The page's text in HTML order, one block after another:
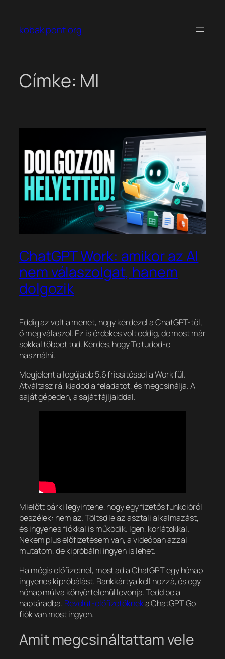
tartalomhoz
kobak pont org
Címke: MI
ChatGPT Work: amikor az AI
nem válaszolgat, hanem
dolgozik
Eddig az volt a menet, hogy kérdezel a ChatGPT-től,
ő meg válaszol. Ez is érdekes volt eddig, de most már
sokkal többet tud. Kérdés, hogy Te tudod-e
használni.
Megjelent a legújabb 5.6 frissítéssel a Work fül.
Átváltasz rá, kiadod a feladatot, és megcsinálja. A
saját gépeden, a saját fájljaiddal.
Mielőtt bárki legyintene, hogy egy fizetős funkcióról
beszélek: nem az. Töltsd le az asztali alkalmazást,
és ingyenes fiókkal is működik. Igen, korlátokkal.
Nekem plus előfizetésem van, a videóban azzal
mutatom, de kipróbálni ingyen is lehet.
Ha mégis előfizetnél, most ad a ChatGPT egy hónap
ingyenes kipróbálást. Bankkártya kell hozzá, és egy
hónap múlva könyörtelenül levonja. Tedd be a
naptáradba. Revolut-előfizetőkneka ChatGPT Go
fiók van most ingyen.
Amit megcsináltattam vele